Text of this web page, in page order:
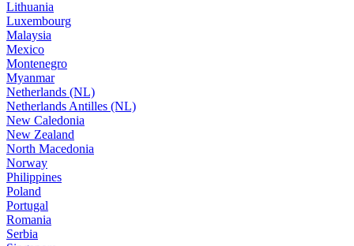
Lithuania
Luxembourg
Malaysia
Mexico
Montenegro
Myanmar
Netherlands (NL)
Netherlands Antilles (NL)
New Caledonia
New Zealand
North Macedonia
Norway
Philippines
Poland
Portugal
Romania
Serbia